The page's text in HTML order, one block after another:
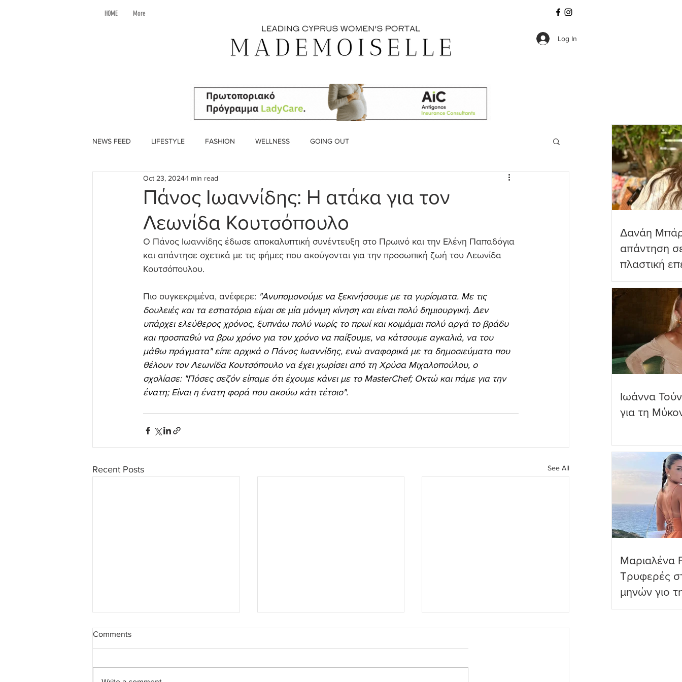
HOME More
Log In
NEWS FEED LIFESTYLE FASHION WELLNESS GOING OUT
Πάνος Ιωαννίδης: Η ατάκα για τον
Λεωνίδα Κουτσόπουλο
Oct 23, 20241 min read
Ο Πάνος Ιωαννίδης έδωσε αποκαλυπτική συνέντευξη στο Πρωινό και την Ελένη Παπαδόγια
και απάντησε σχετικά με τις φήμες που ακούγονται για την προσωπική ζωή του Λεωνίδα
Κουτσόπουλου.
Πιο συγκεκριμένα, ανέφερε: "Ανυπομονούμε να ξεκινήσουμε με τα γυρίσματα. Με τις
δουλειές και τα εστιατόρια είμαι σε μία μόνιμη κίνηση και είναι πολύ δημιουργική. Δεν
υπάρχει ελεύθερος χρόνος, ξυπνάω πολύ νωρίς το πρωί και κοιμάμαι πολύ αργά το βράδυ
και προσπαθώ να βρω χρόνο για τον χρόνο να παίξουμε, να κάτσουμε αγκαλιά, να του
μάθω πράγματα" είπε αρχικά ο Πάνος Ιωαννίδης, ενώ αναφορικά με τα δημοσιεύματα που
θέλουν τον Λεωνίδα Κουτσόπουλο να έχει χωρίσει από τη Χρύσα Μιχαλοπούλου, ο
σχολίασε: "Πόσες σεζόν είπαμε ότι έχουμε κάνει με το MasterChef; Οκτώ και πάμε για την
ένατη; Είναι η ένατη φορά που ακούω κάτι τέτοιο".
Recent Posts See All
Comments
Δανάη
απάντηση
πλαστική
ωραιότερο
Ιωάννα
για τη
Μαριαλένα
Τρυφερές
μηνών γιο